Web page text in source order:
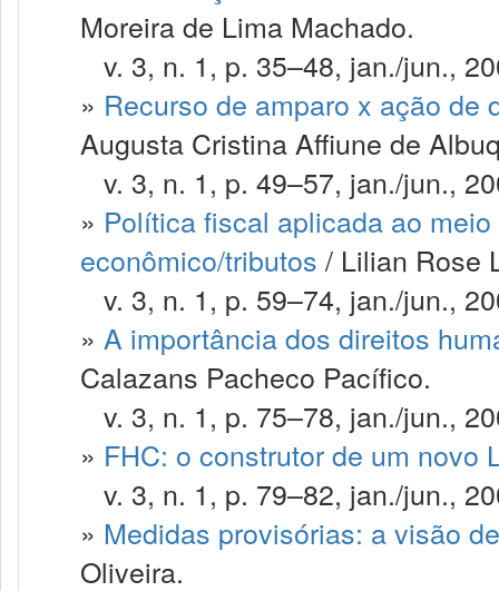
Moreira de Lima Machado.
v. 3, n. 1, p. 35–48, jan./jun.,
» Recurso de amparo x ação de
Augusta Cristina Affiune de
v. 3, n. 1, p. 49–57, jan./jun.,
» Política fiscal aplicada ao
econômico/tributos / Lilian Rose
v. 3, n. 1, p. 59–74, jan./jun.,
» A importância dos direitos
Calazans Pacheco Pacífico.
v. 3, n. 1, p. 75–78, jan./jun.,
» FHC: o construtor de um novo
v. 3, n. 1, p. 79–82, jan./jun.,
» Medidas provisórias: a visão
Oliveira.